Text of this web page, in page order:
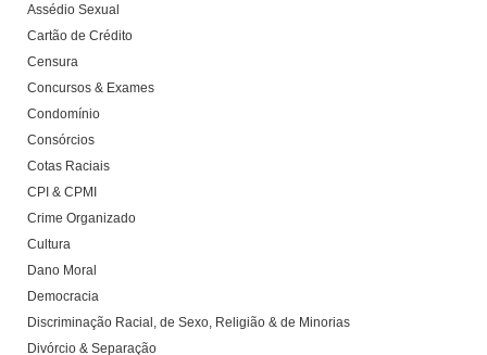
Assédio Sexual
Cartão de Crédito
Censura
Concursos & Exames
Condomínio
Consórcios
Cotas Raciais
CPI & CPMI
Crime Organizado
Cultura
Dano Moral
Democracia
Discriminação Racial, de Sexo, Religião & de Minorias
Divórcio & Separação